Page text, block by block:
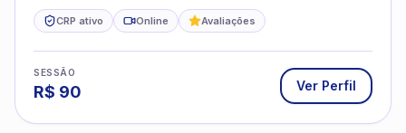
CRP ativo Online Avaliações
SESSÃO
R$ 90 Ver Perfil